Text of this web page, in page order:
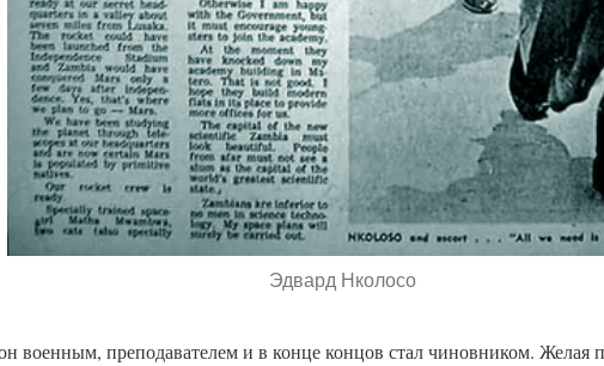
Эдвард Нколосо
военным, преподавателем и в конце концов стал чиновником. Желая